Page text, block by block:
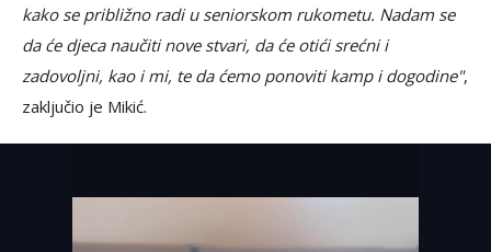
kako se približno radi u seniorskom rukometu. Nadam se
da će djeca naučiti nove stvari, da će otići srećni i
zadovoljni, kao i mi, te da ćemo ponoviti kamp i dogodine",
zaključio je Mikić.